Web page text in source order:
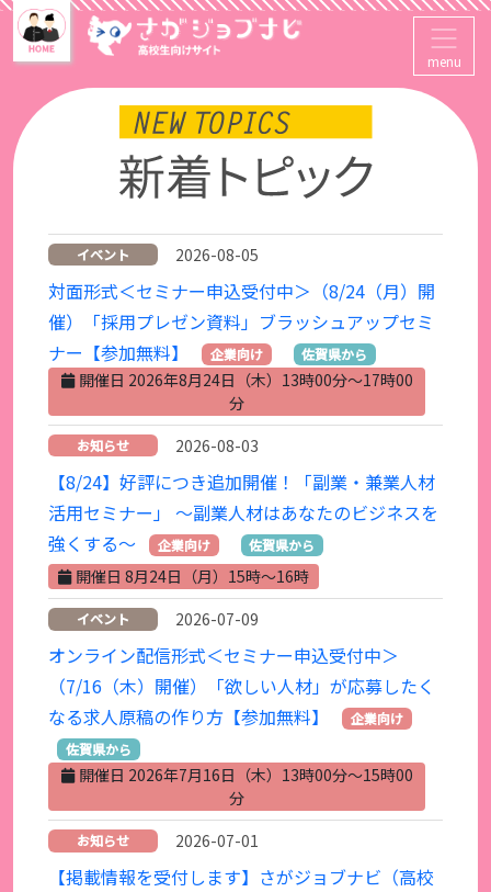
menu
イベント 2026-08-05
対面形式＜セミナー申込受付中＞（8/24（月）開
催）「採用プレゼン資料」ブラッシュアップセミ
ナー【参加無料】
企業向け 佐賀県から
開催日 2026年8月24日（木）13時00分～17時00
分
お知らせ 2026-08-03
【8/24】好評につき追加開催！「副業・兼業人材
活用セミナー」 ～副業人材はあなたのビジネスを
強くする～
企業向け 佐賀県から
開催日 8月24日（月）15時～16時
イベント 2026-07-09
オンライン配信形式＜セミナー申込受付中＞
（7/16（木）開催）「欲しい人材」が応募したく
なる求人原稿の作り方【参加無料】
企業向け
佐賀県から
開催日 2026年7月16日（木）13時00分～15時00
分
お知らせ 2026-07-01
【掲載情報を受付します】さがジョブナビ（高校